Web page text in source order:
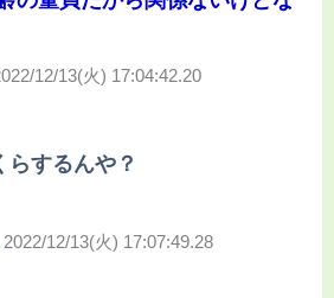
12/13(火) 17:04:42.20
するんや？
2022/12/13(火) 17:07:49.28